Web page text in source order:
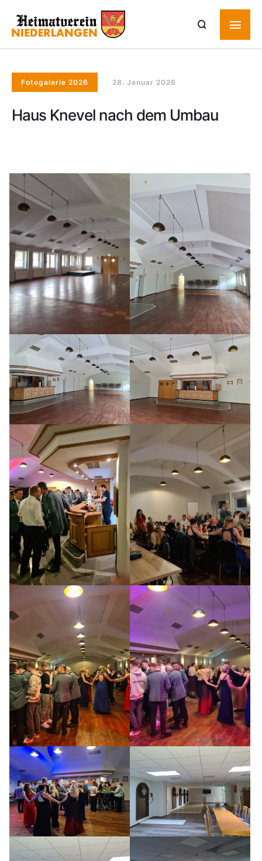
Fotogalerie 2026 28. Januar 2026
Haus Knevel nach dem Umbau